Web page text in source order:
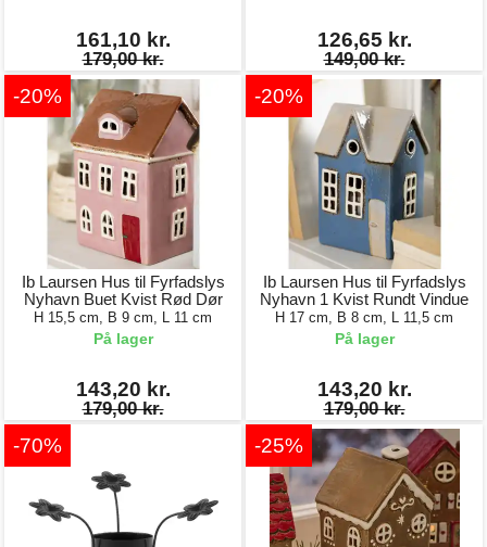
161,10 kr.
179,00 kr.
126,65 kr.
149,00 kr.
-20%
Ib Laursen Hus til Fyrfadslys
Nyhavn Buet Kvist Rød Dør
H 15,5 cm, B 9 cm, L 11 cm
På lager
143,20 kr.
179,00 kr.
-20%
Ib Laursen Hus til Fyrfadslys
Nyhavn 1 Kvist Rundt Vindue
H 17 cm, B 8 cm, L 11,5 cm
På lager
143,20 kr.
179,00 kr.
-70% -25%